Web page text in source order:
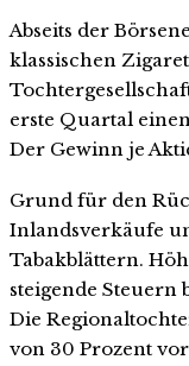
Abseits der
klassischen
erste Quartal
Der Gewinn je
Grund für den
Inlandsverkäufe
Tabakblättern.
steigende Steuern
Die
von 30 Prozent